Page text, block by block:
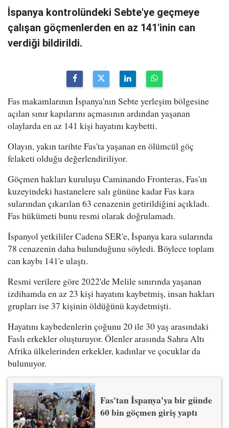
İspanya kontrolündeki Sebte'ye geçmeye
çalışan göçmenlerden en az 141'inin can
verdiği bildirildi.
Fas makamlarının İspanya'nın Sebte yerleşim bölgesine
açılan sınır kapılarını açmasının ardından yaşanan
olaylarda en az 141 kişi hayatını kaybetti.
Olayın, yakın tarihte Fas'ta yaşanan en ölümcül göç
felaketi olduğu değerlendiriliyor.
Göçmen hakları kuruluşu Caminando Fronteras, Fas'ın
kuzeyindeki hastanelere salı gününe kadar Fas kara
sularından çıkarılan 63 cenazenin getirildiğini açıkladı.
Fas hükümeti bunu resmi olarak doğrulamadı.
İspanyol yetkililer Cadena SER'e, İspanya kara sularında
78 cenazenin daha bulunduğunu söyledi. Böylece toplam
can kaybı 141'e ulaştı.
Resmi verilere göre 2022'de Melile sınırında yaşanan
izdihamda en az 23 kişi hayatını kaybetmiş, insan hakları
grupları ise 37 kişinin öldüğünü kaydetmişti.
Hayatını kaybedenlerin çoğunu 20 ile 30 yaş arasındaki
Faslı erkekler oluşturuyor. Ölenler arasında Sahra Altı
Afrika ülkelerinden erkekler, kadınlar ve çocuklar da
bulunuyor.
Fas'tan İspanya'ya bir günde
60 bin göçmen giriş yaptı